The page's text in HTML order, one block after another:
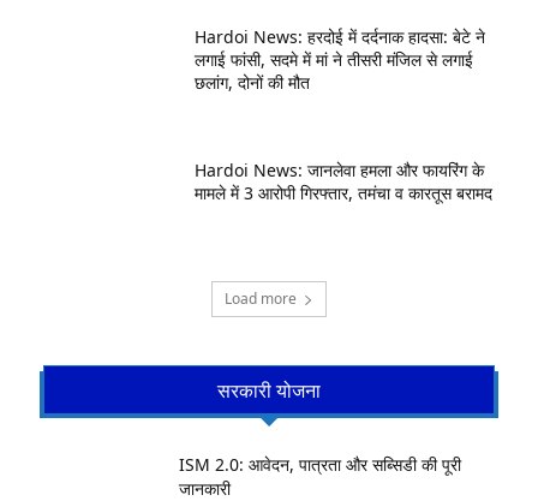
Hardoi News: हरदोई में दर्दनाक हादसा: बेटे ने
लगाई फांसी, सदमे में मां ने तीसरी मंजिल से लगाई
छलांग, दोनों की मौत
Hardoi News: जानलेवा हमला और फायरिंग के
मामले में 3 आरोपी गिरफ्तार, तमंचा व कारतूस बरामद
Load more
सरकारी योजना
ISM 2.0: आवेदन, पात्रता और सब्सिडी की पूरी
जानकारी